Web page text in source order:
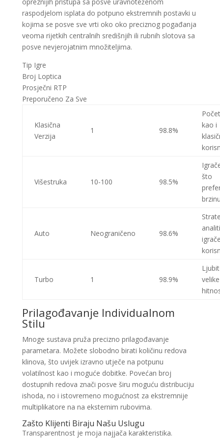
raspodjelom isplata do potpuno ekstremnih postavki u
kojima se posve sve vrti oko oko preciznog pogađanja
veoma rijetkih centralnih središnjih ili rubnih slotova sa
posve nevjerojatnim množiteljima.
Tip Igre
Broj Loptica
Prosječni RTP
Preporučeno Za Sve
Klasična
Verzija
1 98.8%
kao i
Višestruka 10-100 98.5%
što
Auto Neograničeno 98.6%
Turbo 1 98.9%
velike
Prilagođavanje Individualnom
Stilu
Mnoge sustava pruža precizno prilagođavanje
parametara. Možete slobodno birati količinu redova
klinova, što uvijek izravno utječe na potpunu
volatilnost kao i moguće dobitke. Povećan broj
dostupnih redova znači posve širu moguću distribuciju
ishoda, no i istovremeno mogućnost za ekstremnije
multiplikatore na na eksternim rubovima.
Zašto Klijenti Biraju Našu Uslugu
Transparentnost je moja najjača karakteristika.